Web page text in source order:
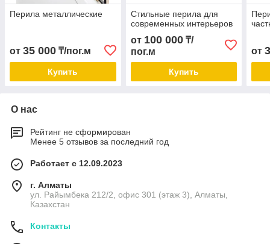
Перила металлические
от 35 000 ₸/пог.м
Купить
Стильные перила для
современных интерьеров
от 100 000₸/
пог.м
Купить
от
О нас
Рейтинг не сформирован
Менее 5 отзывов за последний год
Работает с 12.09.2023
г. Алматы
ул. Райымбека 212/2, офис 301 (этаж 3), Алматы,
Казахстан
Контакты